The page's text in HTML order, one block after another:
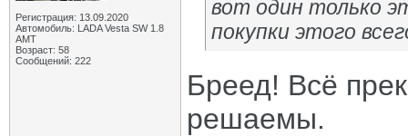
Регистрация: 13.09.2020
Автомобиль: LADA Vesta SW 1.8
AMT
Возраст: 58
Сообщений: 222
вот один только
покупки этого
Бреед! Всё
решаемы.